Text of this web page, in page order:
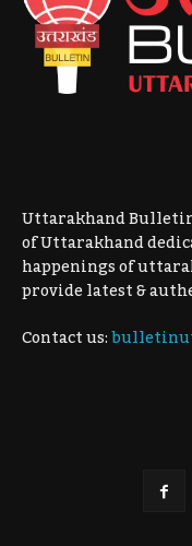
Uttarakhand
of Uttarakhand
happenings of
provide latest &
Contact us: